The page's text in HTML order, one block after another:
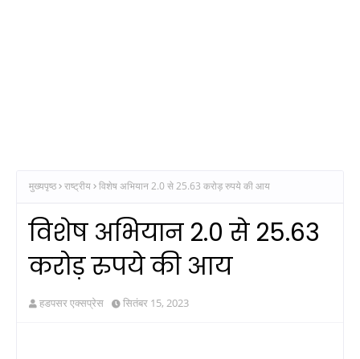
मुख्यपृष्ठ राष्ट्रीय विशेष अभियान 2.0 से 25.63 करोड़ रुपये की आय
विशेष अभियान 2.0 से 25.63
करोड़ रुपये की आय
हडपसर एक्सप्रेस सितंबर 15, 2023